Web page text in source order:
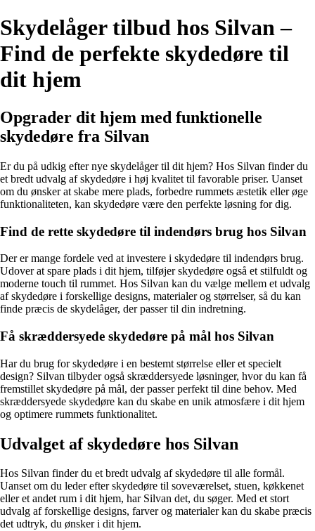
Skydelåger tilbud hos Silvan –
Find de perfekte skydedøre til
dit hjem
Opgrader dit hjem med funktionelle
skydedøre fra Silvan
Er du på udkig efter nye skydelåger til dit hjem? Hos Silvan finder du
et bredt udvalg af skydedøre i høj kvalitet til favorable priser. Uanset
om du ønsker at skabe mere plads, forbedre rummets æstetik eller øge
funktionaliteten, kan skydedøre være den perfekte løsning for dig.
Find de rette skydedøre til indendørs brug hos Silvan
Der er mange fordele ved at investere i skydedøre til indendørs brug.
Udover at spare plads i dit hjem, tilføjer skydedøre også et stilfuldt og
moderne touch til rummet. Hos Silvan kan du vælge mellem et udvalg
af skydedøre i forskellige designs, materialer og størrelser, så du kan
finde præcis de skydelåger, der passer til din indretning.
Få skræddersyede skydedøre på mål hos Silvan
Har du brug for skydedøre i en bestemt størrelse eller et specielt
design? Silvan tilbyder også skræddersyede løsninger, hvor du kan få
fremstillet skydedøre på mål, der passer perfekt til dine behov. Med
skræddersyede skydedøre kan du skabe en unik atmosfære i dit hjem
og optimere rummets funktionalitet.
Udvalget af skydedøre hos Silvan
Hos Silvan finder du et bredt udvalg af skydedøre til alle formål.
Uanset om du leder efter skydedøre til soveværelset, stuen, køkkenet
eller et andet rum i dit hjem, har Silvan det, du søger. Med et stort
udvalg af forskellige designs, farver og materialer kan du skabe præcis
det udtryk, du ønsker i dit hjem.